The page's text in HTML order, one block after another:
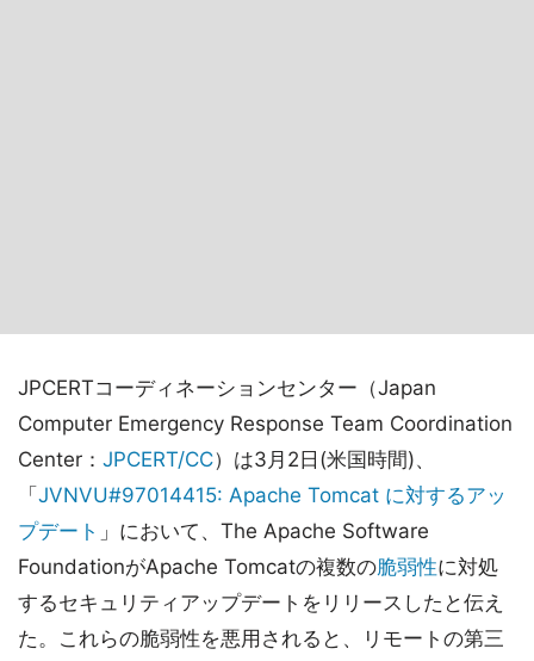
JPCERTコーディネーションセンター（Japan
Computer Emergency Response Team Coordination
Center： JPCERT/CC）は3月2日(米国時間)、
「 JVNVU#97014415: Apache Tomcat に対するアッ
プデート 」において、The Apache Software
FoundationがApache Tomcatの複数の脆弱性に対処
するセキュリティアップデートをリリースしたと伝え
た。これらの脆弱性を悪用されると、リモートの第三